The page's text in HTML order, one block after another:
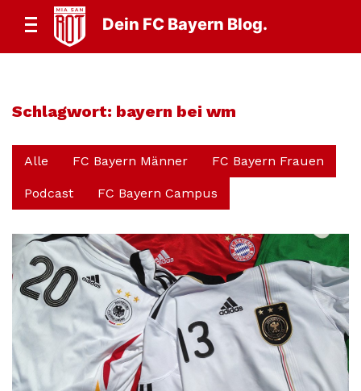
Dein FC Bayern Blog.
Schlagwort: bayern bei wm
Alle FC Bayern Männer FC Bayern Frauen
Podcast FC Bayern Campus